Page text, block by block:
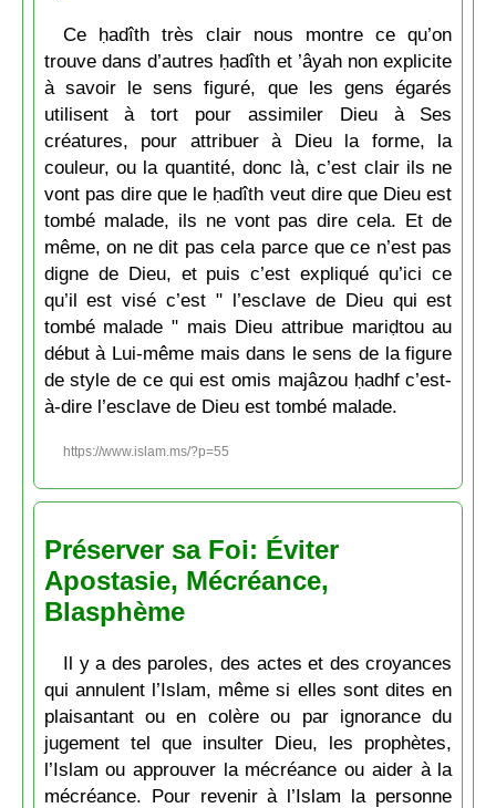
Ce ḥadîth très clair nous montre ce qu’on
trouve dans d’autres ḥadîth et ’âyah non explicite
à savoir le sens figuré, que les gens égarés
utilisent à tort pour assimiler Dieu à Ses
créatures, pour attribuer à Dieu la forme, la
couleur, ou la quantité, donc là, c’est clair ils ne
vont pas dire que le ḥadîth veut dire que Dieu est
tombé malade, ils ne vont pas dire cela. Et de
même, on ne dit pas cela parce que ce n’est pas
digne de Dieu, et puis c’est expliqué qu’ici ce
qu’il est visé c’est " l’esclave de Dieu qui est
tombé malade " mais Dieu attribue mariḍtou au
début à Lui-même mais dans le sens de la figure
de style de ce qui est omis majâzou ḥadhf c’est-
à-dire l’esclave de Dieu est tombé malade.
https://www.islam.ms/?p=55
Préserver sa Foi: Éviter
Apostasie, Mécréance,
Blasphème
Il y a des paroles, des actes et des croyances
qui annulent l’Islam, même si elles sont dites en
plaisantant ou en colère ou par ignorance du
jugement tel que insulter Dieu, les prophètes,
l’Islam ou approuver la mécréance ou aider à la
mécréance. Pour revenir à l’Islam la personne